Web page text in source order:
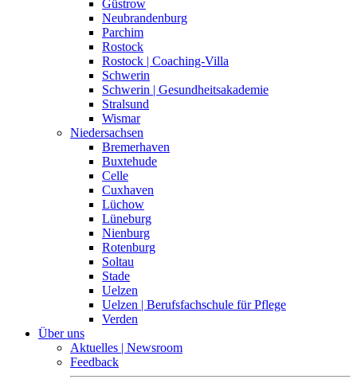
Güstrow
Neubrandenburg
Parchim
Rostock
Rostock | Coaching-Villa
Schwerin
Schwerin | Gesundheitsakademie
Stralsund
Wismar
Niedersachsen
Bremerhaven
Buxtehude
Celle
Cuxhaven
Lüchow
Lüneburg
Nienburg
Rotenburg
Soltau
Stade
Uelzen
Uelzen | Berufsfachschule für Pflege
Verden
Über uns
Aktuelles | Newsroom
Feedback